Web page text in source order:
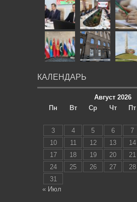
КАЛЕНДАРЬ
Август 2026
Пн
Вт Ср Чт Пт
3
4 5 6 7
10
11 12 13 14
17
18 19 20 21
24
25 26 27 28
31
« Июл